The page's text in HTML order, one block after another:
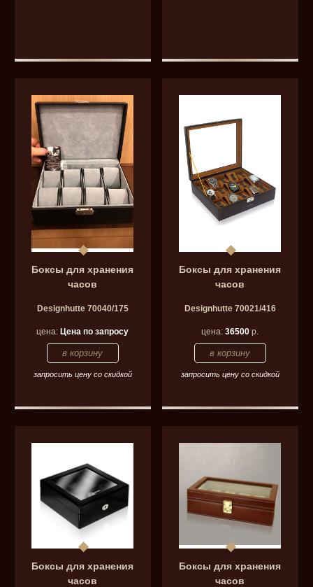
Боксы для хранения
часов
Designhutte 70040/175
цена:Цена по запросу
запросить цену со скидкой
Боксы для хранения
часов
Designhutte 70021/416
цена:36500 р.
запросить цену со скидкой
Боксы для хранения
часов
Боксы для хранения
часов